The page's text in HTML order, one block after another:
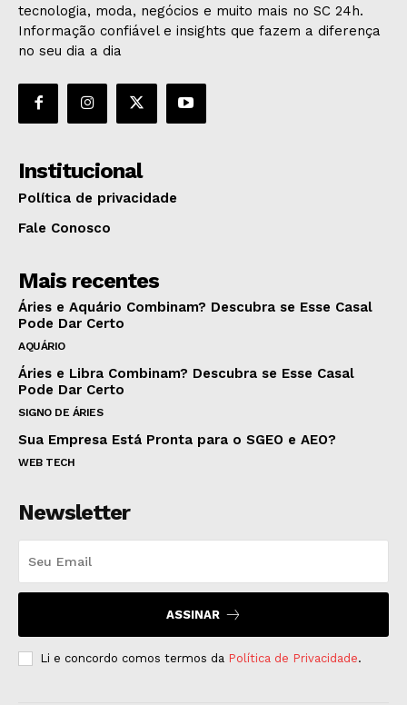
tecnologia, moda, negócios e muito mais no SC 24h.
Informação confiável e insights que fazem a diferença
no seu dia a dia
Institucional
Política de privacidade
Fale Conosco
Mais recentes
Áries e Aquário Combinam? Descubra se Esse Casal
Pode Dar Certo
AQUÁRIO
Áries e Libra Combinam? Descubra se Esse Casal
Pode Dar Certo
SIGNO DE ÁRIES
Sua Empresa Está Pronta para o SGEO e AEO?
WEB TECH
Newsletter
ASSINAR
Li e concordo comos termos da Política de Privacidade.